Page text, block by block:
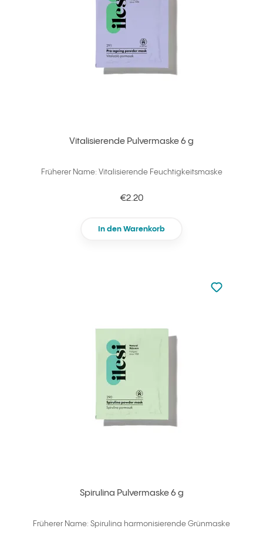
Vitalisierende Pulvermaske 6 g
Früherer Name: Vitalisierende Feuchtigkeitsmaske
€2.20
In den Warenkorb
Spirulina Pulvermaske 6 g
Früherer Name: Spirulina harmonisierende Grünmaske
zu den
zu Ihren